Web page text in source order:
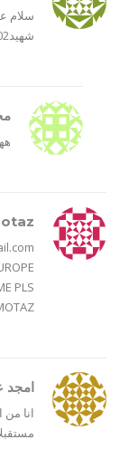
سلام
شهيد00213771577302
PLS
انا